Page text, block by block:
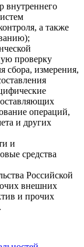
внутреннего
а также
проверку
сбора, измерения,
операций,
и других
и
средства
Российской
внешних
и прочих